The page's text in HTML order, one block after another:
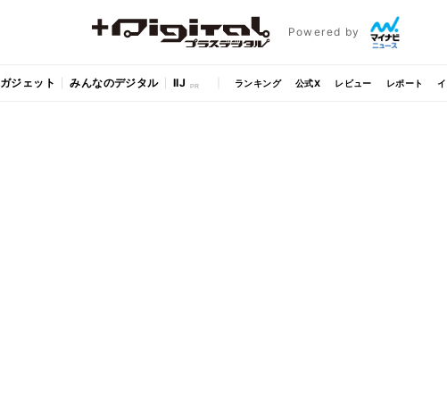
Powered by
ガジェット みんなのデジタル IIJ ランキング 公式X レビュー レポート